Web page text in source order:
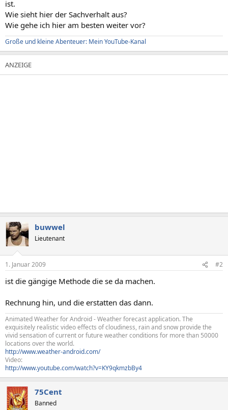
ist.
Wie sieht hier der Sachverhalt aus?
Wie gehe ich hier am besten weiter vor?
Große und kleine Abenteuer: Mein YouTube-Kanal
buwwel
Lieutenant
1. Januar 2009 #2
ist die gängige Methode die se da machen.
Rechnung hin, und die erstatten das dann.
Animated Weather for Android - Weather forecast application. The
exquisitely realistic video effects of cloudiness, rain and snow provide the
vivid sensation of current or future weather conditions for more than 50000
locations over the world.
http://www.weather-android.com/
Video:
http://www.youtube.com/watch?v=KY9qkmzbBy4
75Cent
Banned